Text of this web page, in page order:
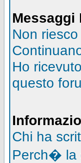
Messaggi
Non
Ho
questo
Chi ha
Perch� la